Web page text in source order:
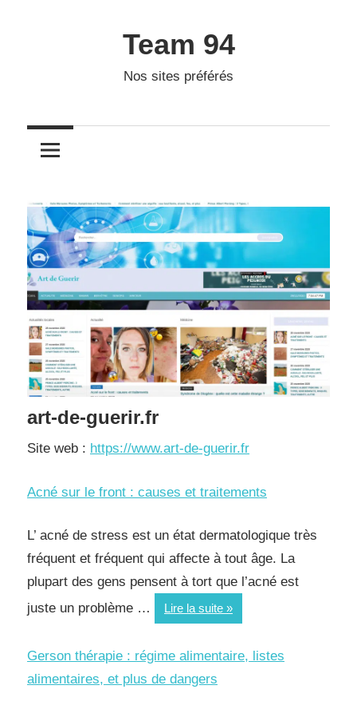
Team 94
Nos sites préférés
art-de-guerir.fr
Site web : https://www.art-de-guerir.fr
Acné sur le front : causes et traitements
L’ acné de stress est un état dermatologique très
fréquent et fréquent qui affecte à tout âge. La
plupart des gens pensent à tort que l’acné est
juste un problème …
Lire la suite
Gerson thérapie : régime alimentaire, listes
alimentaires, et plus de dangers